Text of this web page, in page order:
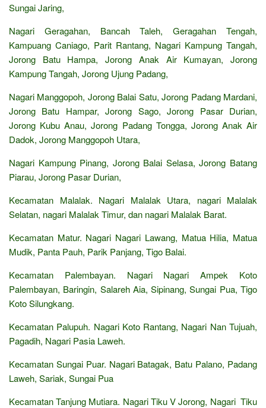
Sungai Jaring,
Nagari Geragahan, Bancah Taleh, Geragahan Tengah,
Kampuang Caniago, Parit Rantang, Nagari Kampung Tangah,
Jorong Batu Hampa, Jorong Anak Air Kumayan, Jorong
Kampung Tangah, Jorong Ujung Padang,
Nagari Manggopoh, Jorong Balai Satu, Jorong Padang Mardani,
Jorong Batu Hampar, Jorong Sago, Jorong Pasar Durian,
Jorong Kubu Anau, Jorong Padang Tongga, Jorong Anak Air
Dadok, Jorong Manggopoh Utara,
Nagari Kampung Pinang, Jorong Balai Selasa, Jorong Batang
Piarau, Jorong Pasar Durian,
Kecamatan Malalak. Nagari Malalak Utara, nagari Malalak
Selatan, nagari Malalak Timur, dan nagari Malalak Barat.
Kecamatan Matur. Nagari Nagari Lawang, Matua Hilia, Matua
Mudik, Panta Pauh, Parik Panjang, Tigo Balai.
Kecamatan Palembayan. Nagari Nagari Ampek Koto
Palembayan, Baringin, Salareh Aia, Sipinang, Sungai Pua, Tigo
Koto Silungkang.
Kecamatan Palupuh. Nagari Koto Rantang, Nagari Nan Tujuah,
Pagadih, Nagari Pasia Laweh.
Kecamatan Sungai Puar. Nagari Batagak, Batu Palano, Padang
Laweh, Sariak, Sungai Pua
Kecamatan Tanjung Mutiara. Nagari Tiku V Jorong, Nagari Tiku